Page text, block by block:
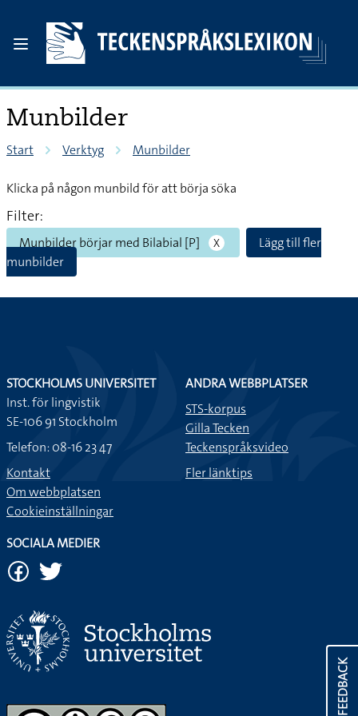
Munbilder
Start Verktyg Munbilder
Klicka på någon munbild för att börja söka
Filter:
Munbilder börjar med Bilabial [P] X
Lägg till fler
munbilder
FEEDBACK
STOCKHOLMS UNIVERSITET
Inst. för lingvistik
SE-106 91 Stockholm
Telefon: 08-16 23 47
Kontakt
Om webbplatsen
Cookieinställningar
ANDRA WEBBPLATSER
STS-korpus
Gilla Tecken
Teckenspråksvideo
Fler länktips
SOCIALA MEDIER